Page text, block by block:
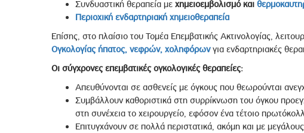
Συνδυαστική θεραπεία με χημειοεμβολισμό και
Περιοχική ενδαρτηριακή χημειοθεραπεία
Επίσης, στο πλαίσιο του Τομέα Επεμβατικής Ακτινολογίας,
Ογκολογίας ήπατος, νεφρών, χοληφόρων για ενδαρτηριακές
Οι σύγχρονες επεμβατικές ογκολογικές θεραπείες:
Απευθύνονται σε ασθενείς με όγκους που θεωρούνται
Συμβάλλουν καθοριστικά στη συρρίκνωση του όγκου
στη συνέχεια το χειρουργείο, εφόσον ένα τέτοιο
Επιτυγχάνουν σε πολλά περιστατικά, ακόμη και με